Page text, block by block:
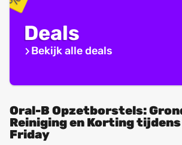
Deals
Bekijk alle deals
Oral-B Opzetborstels:
Reiniging en Korting
Friday